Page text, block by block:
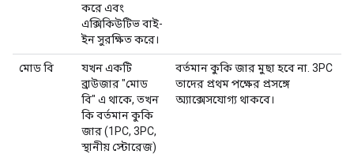
করে এবং
এক্সিকিউটিভ বাই-
ইন সুরক্ষিত করে।
মোড বি
যখন একটি
ব্রাউজার "মোড
বি" এ থাকে, তখন
কি বর্তমান কুকি
জার (1PC, 3PC,
স্থানীয় স্টোরেজ)
বর্তমান কুকি জার মুছা হবে না. 3PC
তাদের প্রথম পক্ষের প্রসঙ্গে
অ্যাক্সেসযোগ্য থাকবে।